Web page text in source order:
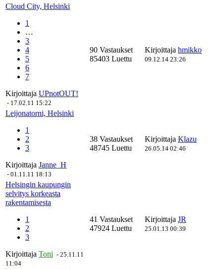
Cloud City, Helsinki
1
…
3
4
5
6
7
Kirjoittaja UPnotOUT!
- 17.02.11 15:22
90 Vastaukset
85403 Luettu
Kirjoittaja hmikko
09.12.14 23:26
Leijonatorni, Helsinki
1
2
3
Kirjoittaja Janne_H
- 01.11.11 18:13
38 Vastaukset
48745 Luettu
Kirjoittaja Klazu
26.05.14 02:46
Helsingin kaupungin
selvitys korkeasta
rakentamisesta
1
2
3
Kirjoittaja Toni - 25.11.11
11:04
41 Vastaukset
47924 Luettu
Kirjoittaja JR
25.01.13 00:39